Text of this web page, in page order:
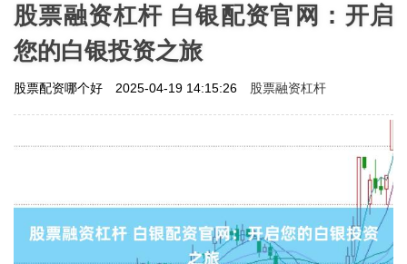
股票融资杠杆 白银配资官网：开启
您的白银投资之旅
股票配资哪个好 2025-04-19 14:15:26 股票融资杠杆